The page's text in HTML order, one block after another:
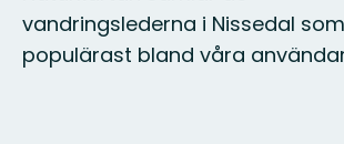
vandringslederna i Nissedal
populärast bland våra